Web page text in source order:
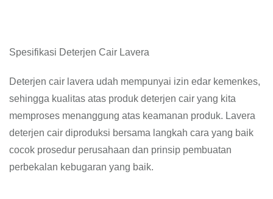
Spesifikasi Deterjen Cair Lavera
Deterjen cair lavera udah mempunyai izin edar kemenkes,
sehingga kualitas atas produk deterjen cair yang kita
memproses menanggung atas keamanan produk. Lavera
deterjen cair diproduksi bersama langkah cara yang baik
cocok prosedur perusahaan dan prinsip pembuatan
perbekalan kebugaran yang baik.